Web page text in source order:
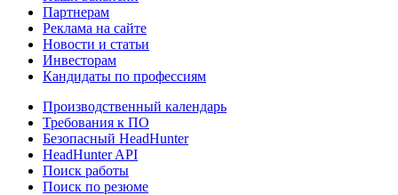
Партнерам
Реклама на сайте
Новости и статьи
Инвесторам
Кандидаты по профессиям
Производственный календарь
Требования к ПО
Безопасный HeadHunter
HeadHunter API
Поиск работы
Поиск по резюме